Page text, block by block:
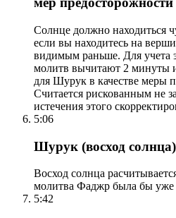
Солнце должно находиться
если вы находитесь на
видимым раньше. Для учета
молитв вычитают 2 минуты
для Шурук в качестве меры
Считается рискованным не
истечения этого
5:06
Шурук (восход солнца)
Восход солнца
молитва Фаджр была бы уже
5:42